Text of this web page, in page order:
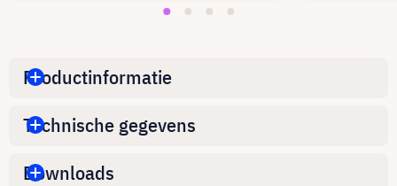
Productinformatie
Technische gegevens
Downloads